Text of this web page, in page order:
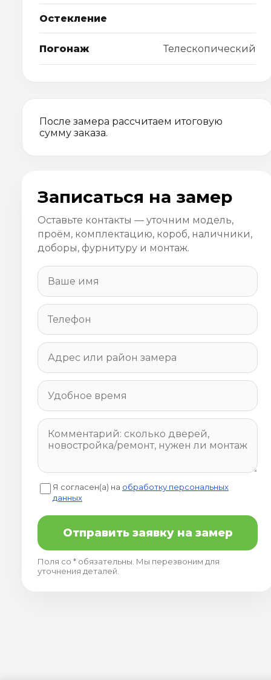
Остекление
Погонаж Телескопический
После замера рассчитаем итоговую
сумму заказа.
Записаться на замер
Оставьте контакты — уточним модель,
проём, комплектацию, короб, наличники,
доборы, фурнитуру и монтаж.
Я согласен(а) на обработку персональных
данных
Отправить заявку на замер
Поля со * обязательны. Мы перезвоним для
уточнения деталей.